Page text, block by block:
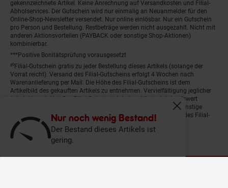
Nur noch wenig Bestand!
Der Bestand dieses Artikels ist
gering.
Fenster
gekennzeichnete Artikel. Keine Anrechnung auf Versandkosten und Filial-
Abholservices. Der Gutschein wird nur einmalig an Neuanmelder für den
Online-Shop-Newsletter versendet. Nur online einlösbar. Nur ein Gutschein
pro Person und Bestellung. Restbeträge werden nicht ausgezahlt. Nicht mit
anderen Aktionsvorteilen (PAYBACK oder sonstige Shop-Aktionen)
kombinierbar.
***Positive Bonitätsprüfung vorausgesetzt
²⁰Filial-Gutschein gratis zu jeder Bestellung dieses Artikels (solange der
Vorrat reicht). Versand des Filial-Gutscheins erfolgt 4 Wochen nach
Warenanlieferung per Mail. Die Höhe des Filial-Gutscheins ist dem
Artikelbild des gekauften Artikels zu entnehmen. Vervielfältigung jeglicher
Art nicht gestattet. Der Filial-Gutschein ist ohne Mindesteinkaufswert
einlösbar. Nicht mit anderen Aktionsvorteilen (PAYBACK oder sonstige
Shop-Aktionen) kombinierbar. Der jeweilige Gültigkeitszeitraum des Filial-
Gutscheins ist darauf vermerkt.